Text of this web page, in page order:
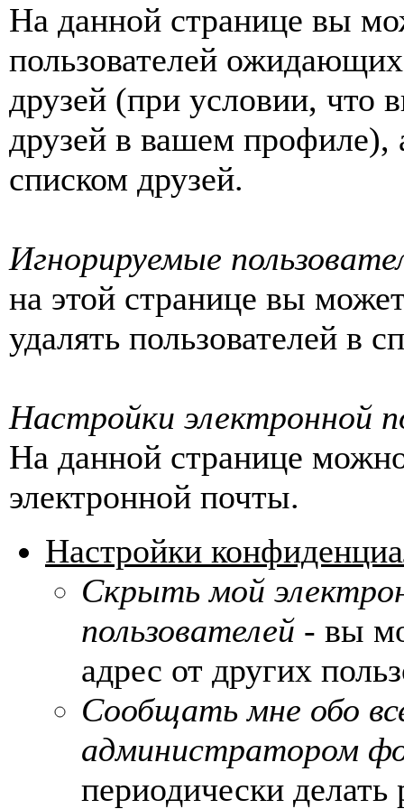
На данной странице вы
пользователей
друзей (при условии,
друзей в вашем профиле),
списком друзей.
Игнорируемые
на этой странице вы
удалять пользователей в
Настройки электронной
На данной странице
электронной почты.
Настройки
Скрыть мой
пользователей - вы
адрес от других
Сообщать мне обо
администратором
периодически делать